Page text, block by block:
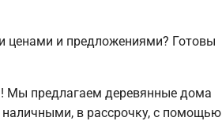
ценами и предложениями? Готовы
Мы предлагаем деревянные дома
в рассрочку, с помощью